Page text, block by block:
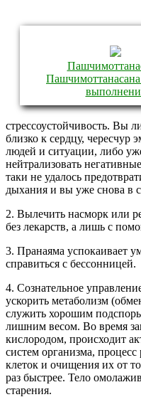
стрессоустойчивость. Вы
близко к сердцу, чересчур
людей и ситуации, либо
нейтрализовать
таки не удалось
дыхания и вы уже снова в
2. Вылечить насморк или
без лекарств, а лишь с
3. Пранаяма успокаивает
справиться с бессонницей.
4. Сознательное
ускорить метаболизм
служить хорошим
лишним весом. Во время
кислородом, происходит
систем организма,
клеток и очищения их от
раз быстрее. Тело
старения.